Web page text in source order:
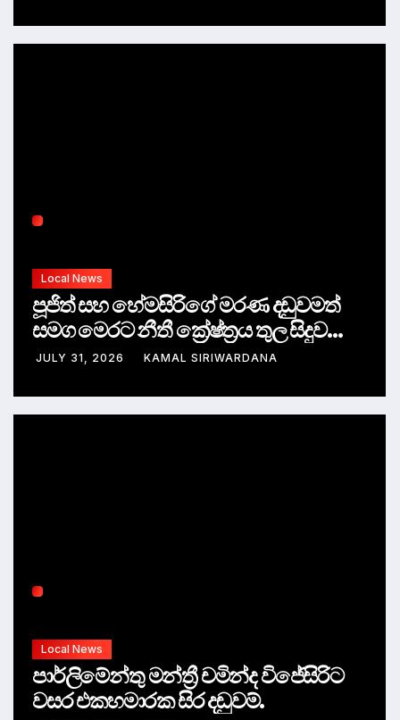
Local News
පූජිත් සහ හේමසිරිගේ මරණ දඩුවමත්
සමග මෙරට නීතී ක්‍රේෂ්ත්‍රය තුල සිදුව
ඇත්තේ කුමක්ද ?
JULY 31, 2026 KAMAL SIRIWARDANA
Local News
පාර්ලිමේන්තු මන්ත්‍රී චමින්ද විජේසිරිට
වසර එකහමාරක සිර දඬුවම්.